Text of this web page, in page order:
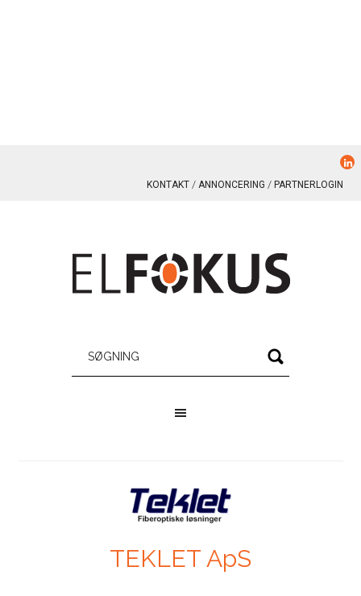
KONTAKT ANNONCERING PARTNERLOGIN
TEKLET ApS